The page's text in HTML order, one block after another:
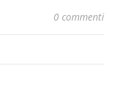
0 commenti